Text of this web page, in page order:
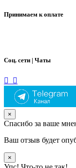
Принимаем к оплате
Соц. сети | Чаты
×
Спасибо за ваше
Ваш отзыв будет
×